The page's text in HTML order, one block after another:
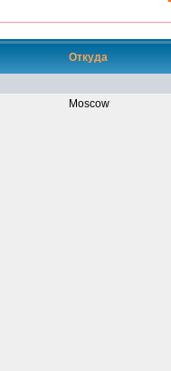
Откуда
Moscow